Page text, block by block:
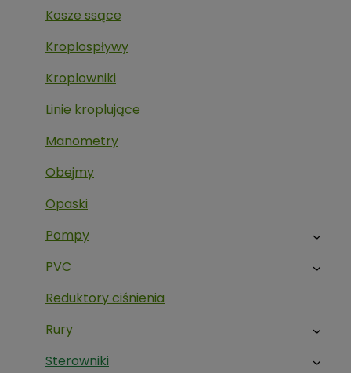
Kosze ssące
Kroplospływy
Kroplowniki
Linie kroplujące
Manometry
Obejmy
Opaski
Pompy
PVC
Reduktory ciśnienia
Rury
Sterowniki